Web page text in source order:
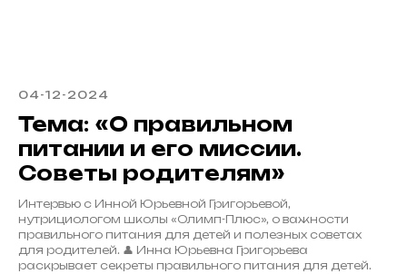
04-12-2024
Тема: «О правильном
питании и его миссии.
Советы родителям»
Интервью с Инной Юрьевной Григорьевой,
нутрициологом школы «Олимп-Плюс», о важности
правильного питания для детей и полезных советах
для родителей. 👤 Инна Юрьевна Григорьева
раскрывает секреты правильного питания для детей.